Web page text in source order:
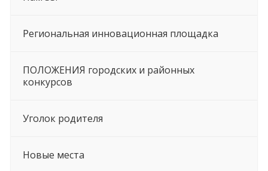
Региональная инновационная площадка
ПОЛОЖЕНИЯ городских и районных
конкурсов
Уголок родителя
Новые места